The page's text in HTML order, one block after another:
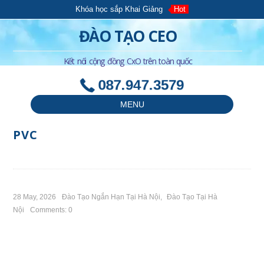
Khóa học sắp Khai Giảng Hot
ĐÀO TẠO CEO
Kết nối cộng đồng CxO trên toàn quốc
087.947.3579
MENU
PVC
28 May, 2026 Đào Tạo Ngắn Hạn Tại Hà Nội,
Đào Tạo Tại Hà
Nội
Comments: 0